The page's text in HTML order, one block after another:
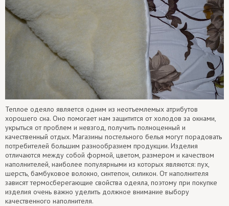
Теплое одеяло является одним из неотъемлемых атрибутов
хорошего сна. Оно помогает нам защитится от холодов за окнами,
укрыться от проблем и невзгод, получить полноценный и
качественный отдых. Магазины постельного белья могут порадовать
потребителей большим разнообразием продукции. Изделия
отличаются между собой формой, цветом, размером и качеством
наполнителей, наиболее популярными из которых являются: пух,
шерсть, бамбуковое волокно, синтепон, силикон. От наполнителя
зависят термосберегающие свойства одеяла, поэтому при покупке
изделия очень важно уделить должное внимание выбору
качественного наполнителя.